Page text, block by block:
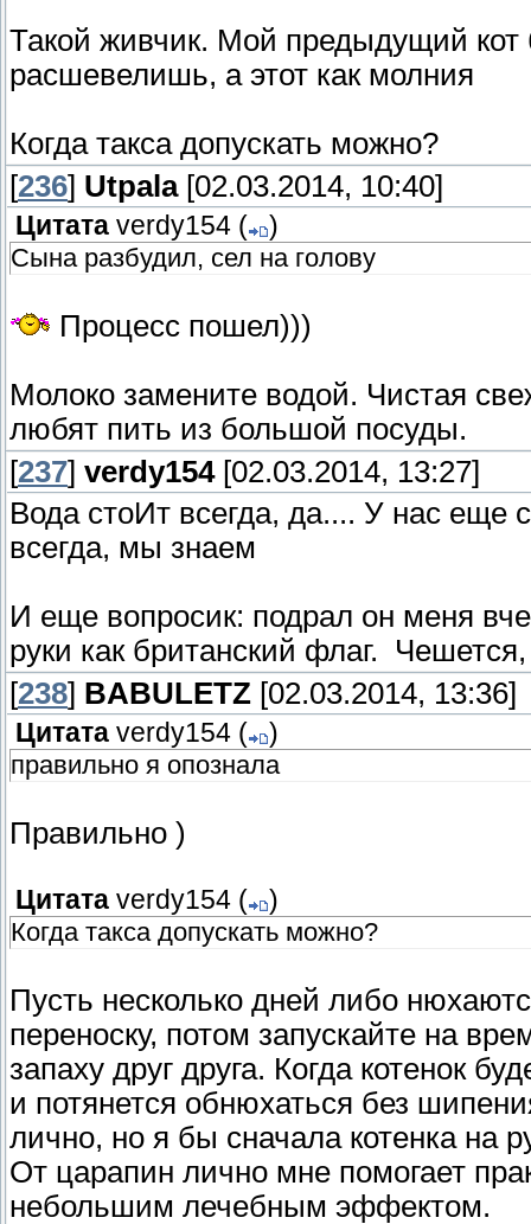
Такой живчик. Мой предыдущий
расшевелишь, а этот как молния
Когда такса допускать можно?
[236] Utpala[02.03.2014, 10:40]
Цитата verdy154 (
)
Сына разбудил, сел на голову
Процесс пошел)))
Молоко замените водой. Чистая
любят пить из большой посуды.
[237] verdy154[02.03.2014, 13:27]
Вода стоИт всегда, да.... У нас еще
всегда, мы знаем
И еще вопросик: подрал он меня
руки как британский флаг.
[238] BABULETZ [02.03.2014, 13:36]
Цитата verdy154 (
)
правильно я опознала
Правильно )
Цитата verdy154 (
)
Когда такса допускать можно?
Пусть несколько дней либо
переноску, потом запускайте на
запаху друг друга. Когда котенок
и потянется обнюхаться без
лично, но я бы сначала котенка на
От царапин лично мне помогает
небольшим лечебным эффектом.